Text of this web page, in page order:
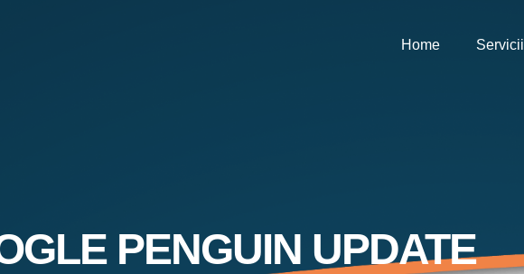
Home Servicii
PENGUIN UPDATE